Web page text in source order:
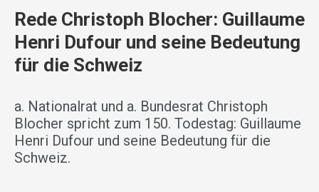
Rede Christoph Blocher: Guillaume
Henri Dufour und seine Bedeutung
für die Schweiz
a. Nationalrat und a. Bundesrat Christoph
Blocher spricht zum 150. Todestag: Guillaume
Henri Dufour und seine Bedeutung für die
Schweiz.